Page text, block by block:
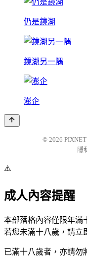
仍是鏡湖
鏡湖另一隅
澎企
© 2026 PIXNET
隱
⚠️
成人內容提醒
本部落格內容僅限年滿
若您未滿十八歲，請立
已滿十八歲者，亦請勿